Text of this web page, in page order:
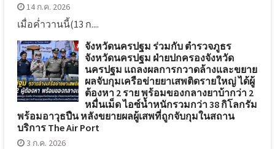
14 ก.ค. 2026
เมื่อค่ำวานนี้(13 ก....
จังหวัดนครปฐม ร่วมกับ ตำรวจภูธร
จังหวัดนครปฐม ฝ่ายปกครองจังหวัด
นครปฐม แถลงผลการกวาดล้างและขยาย
ผลจับกุมเครือข่ายยาเสพติดรายใหญ่ ได้ผู้
ต้องหา 2 ราย พร้อมของกลางยาบ้ากว่า 2
หมื่นเม็ด ไอซ์น้ำหนักรวมกว่า 38 กิโลกรัม
พร้อมอาวุธปืน หลังขยายผลผู้เสพที่ถูกจับกุมในสถาน
บริการ The Air Port
3 ก.ค. 2026